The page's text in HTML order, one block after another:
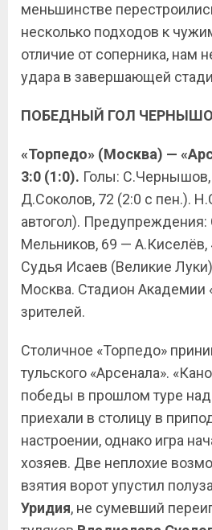
меньшинстве
несколько подходов к
отличие от соперника, нам
удара в завершающей
ПОБЕДНЫЙ ГОЛ
«Торпедо» (Москва) —
3:0 (1:0). Голы: С.Чернышов,
Д.Соколов, 72 (2:0 с пен.).
автогол). Предупреждения:
Мельников, 69 — А.Киселёв,
Судья Исаев (Великие
Москва. Стадион Академии
зрителей.
Столичное «Торпедо»
тульского «Арсенала».
победы в прошлом туре над
приехали в столицу в
настроении, однако игра
хозяев. Две неплохие
взятия ворот упустил
Уридия, не сумевший